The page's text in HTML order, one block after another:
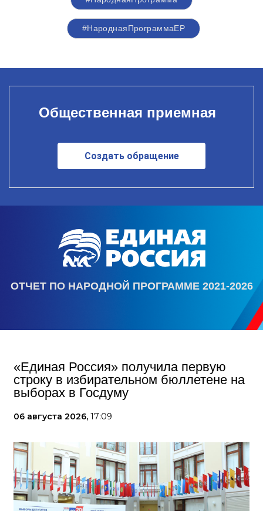
#НароднаяПрограммаЕР
Общественная приемная
Создать обращение
ОТЧЕТ ПО НАРОДНОЙ ПРОГРАММЕ 2021-2026
«Единая Россия» получила первую
строку в избирательном бюллетене на
выборах в Госдуму
06 августа 2026, 17:09